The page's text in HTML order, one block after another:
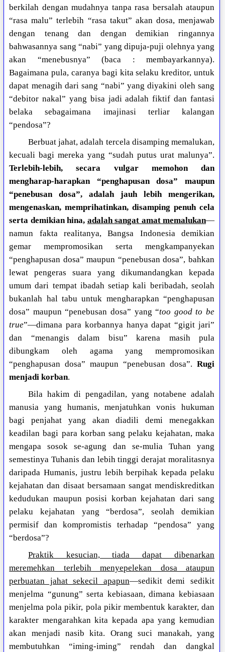
berkilah dengan mudahnya tanpa rasa bersalah ataupun
“rasa malu” terlebih “rasa takut” akan dosa, menjawab
dengan tenang dan dengan demikian ringannya
bahwasannya sang “nabi” yang dipuja-puji olehnya yang
akan “menebusnya” (baca : membayarkannya).
Bagaimana pula, caranya bagi kita selaku kreditor, untuk
dapat menagih dari sang “nabi” yang diyakini oleh sang
“debitor nakal” yang bisa jadi adalah fiktif dan fantasi
belaka sebagaimana imajinasi terliar kalangan
“pendosa”?
Berbuat jahat, adalah tercela disamping memalukan,
kecuali bagi mereka yang “sudah putus urat malunya”.
Terlebih-lebih, secara vulgar memohon dan
mengharap-harapkan “penghapusan dosa” maupun
“penebusan dosa”, adalah jauh lebih mengerikan,
mengenaskan, memprihatinkan, disamping penuh cela
serta demikian hina, adalah sangat amat memalukan—
namun fakta realitanya, Bangsa Indonesia demikian
gemar mempromosikan serta mengkampanyekan
“penghapusan dosa” maupun “penebusan dosa”, bahkan
lewat pengeras suara yang dikumandangkan kepada
umum dari tempat ibadah setiap kali beribadah, seolah
bukanlah hal tabu untuk mengharapkan “penghapusan
dosa” maupun “penebusan dosa” yang “too good to be
true”—dimana para korbannya hanya dapat “gigit jari”
dan “menangis dalam bisu” karena masih pula
dibungkam oleh agama yang mempromosikan
“penghapusan dosa” maupun “penebusan dosa”. Rugi
menjadi korban.
Bila hakim di pengadilan, yang notabene adalah
manusia yang humanis, menjatuhkan vonis hukuman
bagi penjahat yang akan diadili demi menegakkan
keadilan bagi para korban sang pelaku kejahatan, maka
mengapa sosok se-agung dan se-mulia Tuhan yang
semestinya Tuhanis dan lebih tinggi derajat moralitasnya
daripada Humanis, justru lebih berpihak kepada pelaku
kejahatan dan disaat bersamaan sangat mendiskreditkan
kedudukan maupun posisi korban kejahatan dari sang
pelaku kejahatan yang “berdosa”, seolah demikian
permisif dan kompromistis terhadap “pendosa” yang
“berdosa”?
Praktik kesucian, tiada dapat dibenarkan
meremehkan terlebih menyepelekan dosa ataupun
perbuatan jahat sekecil apapun—sedikit demi sedikit
menjelma “gunung” serta kebiasaan, dimana kebiasaan
menjelma pola pikir, pola pikir membentuk karakter, dan
karakter mengarahkan kita kepada apa yang kemudian
akan menjadi nasib kita. Orang suci manakah, yang
membutuhkan “iming-iming” rendah dan dangkal